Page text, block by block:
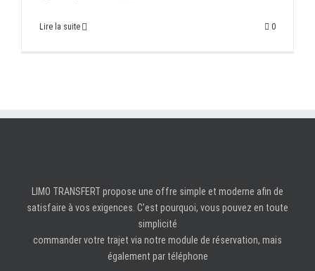
Lire la suite 0
LIMO TRANSFERT propose une offre simple et moderne afin de
satisfaire à vos exigences. C’est pourquoi, vous pouvez en toute
simplicité
commander votre trajet via notre module de réservation, mais
également par téléphone